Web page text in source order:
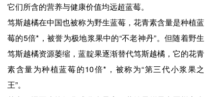
它们所含的营养与健康价值均远超蓝莓。
笃斯越橘在中国也被称为野生蓝莓，花青素含量是种植蓝
莓的5倍*，被誉为极地浆果中的“不老神丹”。但随着野生
笃斯越橘资源萎缩，蓝靛果逐渐替代笃斯越橘，它的花青
素含量为种植蓝莓的10倍*，被称为“第三代小浆果之
王”。